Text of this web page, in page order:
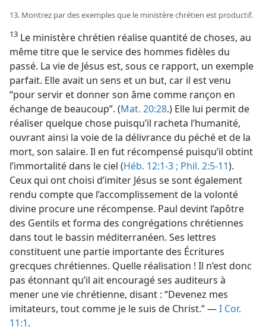
13. Montrez par des exemples que le ministère chrétien est productif.
13 Le ministère chrétien réalise quantité de choses, au
même titre que le service des hommes fidèles du
passé. La vie de Jésus est, sous ce rapport, un exemple
parfait. Elle avait un sens et un but, car il est venu
“pour servir et donner son âme comme rançon en
échange de beaucoup”. (Mat. 20:28.) Elle lui permit de
réaliser quelque chose puisqu’il racheta l’humanité,
ouvrant ainsi la voie de la délivrance du péché et de la
mort, son salaire. Il en fut récompensé puisqu’il obtint
l’immortalité dans le ciel (Héb. 12:1-3 ; Phil. 2:5-11).
Ceux qui ont choisi d’imiter Jésus se sont également
rendu compte que l’accomplissement de la volonté
divine procure une récompense. Paul devint l’apôtre
des Gentils et forma des congrégations chrétiennes
dans tout le bassin méditerranéen. Ses lettres
constituent une partie importante des Écritures
grecques chrétiennes. Quelle réalisation ! Il n’est donc
pas étonnant qu’il ait encouragé ses auditeurs à
mener une vie chrétienne, disant : “Devenez mes
imitateurs, tout comme je le suis de Christ.” —I Cor.
11:1.